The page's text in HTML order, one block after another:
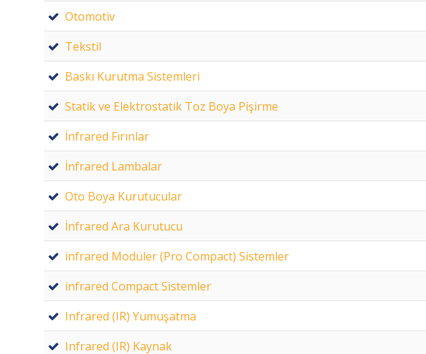
Otomotiv
Tekstil
Baskı Kurutma Sistemleri
Statik ve Elektrostatik Toz Boya Pişirme
İnfrared Fırınlar
İnfrared Lambalar
Oto Boya Kurutucular
İnfrared Ara Kurutucu
infrared Modüler (Pro Compact) Sistemler
infrared Compact Sistemler
Infrared (IR) Yumuşatma
Infrared (IR) Kaynak